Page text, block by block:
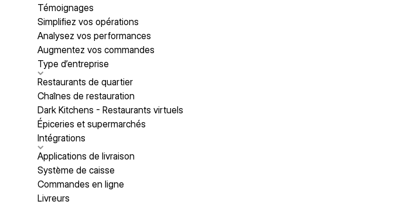
Témoignages
Simplifiez vos opérations
Analysez vos performances
Augmentez vos commandes
Type d’entreprise
Restaurants de quartier
Chaînes de restauration
Dark Kitchens - Restaurants virtuels
Épiceries et supermarchés
Intégrations
Applications de livraison
Système de caisse
Commandes en ligne
Livreurs